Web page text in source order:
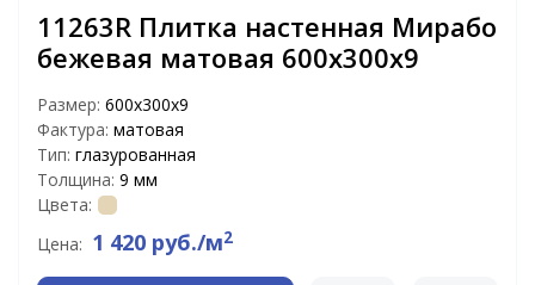
11263R Плитка настенная Мирабо
бежевая матовая 600х300х9
Размер: 600х300х9
Фактура: матовая
Тип: глазурованная
Толщина: 9 мм
Цвета:
Цена: 1 420 руб./м2